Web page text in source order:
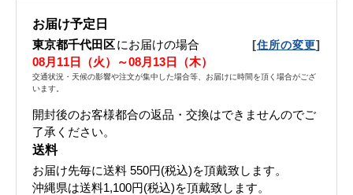
お届け予定日
東京都千代田区にお届けの場合 [住所の変更]
08月11日（火）～08月13日（木）
交通状況・天候の影響や注文が集中した場合等、お届けに時間を頂く場合がござ
います。
開封後のお客様都合の返品・交換はできませんのでご
了承ください。
送料
お届け先毎に送料 550円(税込)を頂戴致します。
沖縄県は送料1,100円(税込)を頂戴致します。